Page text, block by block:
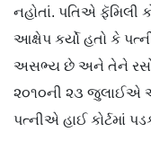
નહોતાં. પતિએ ફૅમિલી
આક્ષેપ કર્યો હતો કે
અસભ્ય છે અને તેને રસોઈ
૨૦૧૦ની ૨૩ જુલાઈએ
પત્નીએ હાઈ કોર્ટમાં